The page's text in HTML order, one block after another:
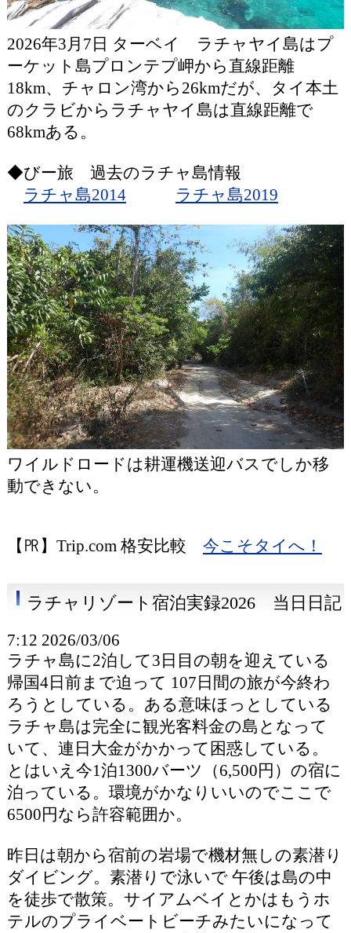
2026年3月7日 ターベイ ラチャヤイ島はプ
ーケット島プロンテプ岬から直線距離
18km、チャロン湾から26kmだが、タイ本土
のクラビからラチャヤイ島は直線距離で
68kmある。
◆びー旅 過去のラチャ島情報
ラチャ島2014
ラチャ島2019
ワイルドロードは耕運機送迎バスでしか移
動できない。
【㏚】Trip.com 格安比較 今こそタイへ！
ラチャリゾート宿泊実録2026 当日日記
7:12 2026/03/06
ラチャ島に2泊して3日目の朝を迎えている
帰国4日前まで迫って 107日間の旅が今終わ
ろうとしている。ある意味ほっとしている
ラチャ島は完全に観光客料金の島となって
いて、連日大金がかかって困惑している。
とはいえ今1泊1300バーツ（6,500円）の宿に
泊っている。環境がかなりいいのでここで
6500円なら許容範囲か。
昨日は朝から宿前の岩場で機材無しの素潜り
ダイビング。素潜りで泳いで 午後は島の中
を徒歩で散策。サイアムベイとかはもうホ
テルのプライベートビーチみたいになって